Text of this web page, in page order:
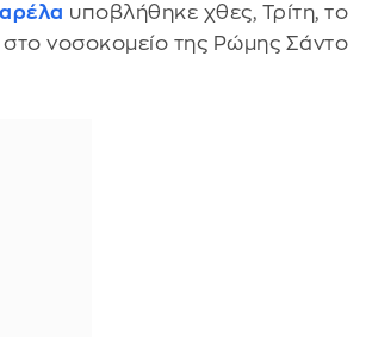
υποβλήθηκε χθες, Τρίτη, το
νοσοκομείο της Ρώμης Σάντο